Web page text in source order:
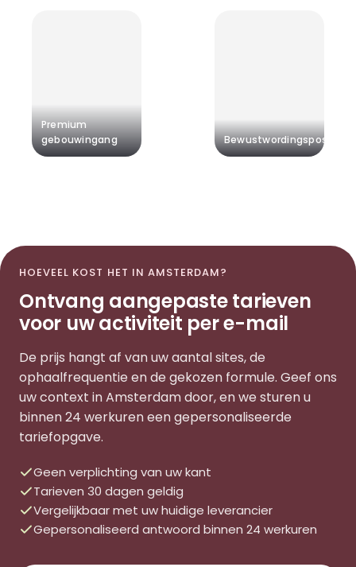
Premium
gebouwingang
Bewustwordingsposters
HOEVEEL KOST HET IN AMSTERDAM?
Ontvang aangepaste tarieven
voor uw activiteit per e-mail
De prijs hangt af van uw aantal sites, de
ophaalfrequentie en de gekozen formule. Geef ons
uw context in Amsterdam door, en we sturen u
binnen 24 werkuren een gepersonaliseerde
tariefopgave.
Geen verplichting van uw kant
Tarieven 30 dagen geldig
Vergelijkbaar met uw huidige leverancier
Gepersonaliseerd antwoord binnen 24 werkuren